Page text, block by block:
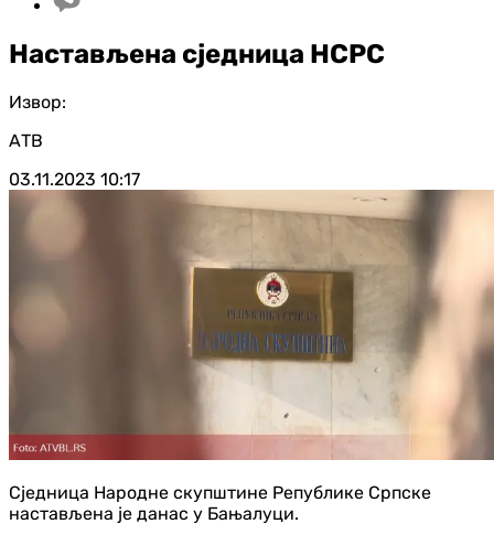
Настављена сједница НСРС
Извор:
АТВ
03.11.2023 10:17
Сједница Народне скупштине Републике Српске
настављена је данас у Бањалуци.